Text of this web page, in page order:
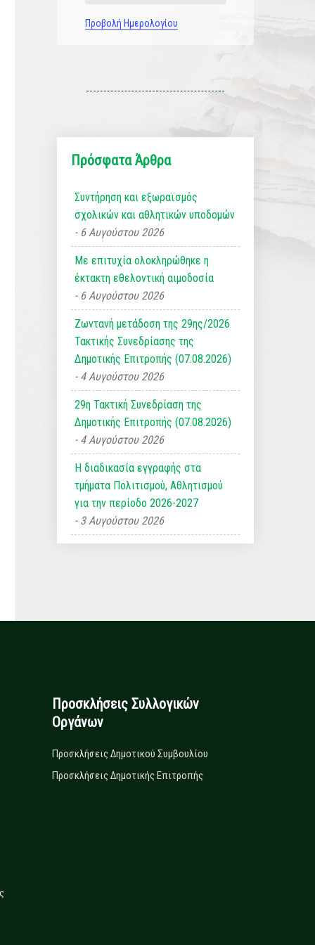
Προβολή Ημερολογίου
Πρόσφατα Άρθρα
Συντήρηση και εξωραϊσμός
σχολικών και αθλητικών υποδομών
6 Αυγούστου 2026
Με επιτυχία ολοκληρώθηκε η
έκτακτη εθελοντική αιμοδοσία
6 Αυγούστου 2026
Ζωντανή μετάδοση της 29ης/2026
Τακτικής Συνεδρίασης της
Δημοτικής Επιτροπής (07.08.2026)
4 Αυγούστου 2026
29η Τακτική Συνεδρίαση της
Δημοτικής Επιτροπής (07.08.2026)
4 Αυγούστου 2026
Η διαδικασία εγγραφής στα
τμήματα Πολιτισμού, Αθλητισμού
για την περίοδο 2026-2027
3 Αυγούστου 2026
Προσκλήσεις Συλλογικών
Οργάνων
Προσκλήσεις Δημοτικού Συμβουλίου
Προσκλήσεις Δημοτικής Επιτροπής